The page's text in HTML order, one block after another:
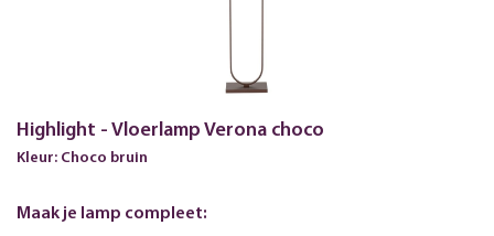
Highlight - Vloerlamp Verona choco
Kleur: Choco bruin
Maak je lamp compleet: